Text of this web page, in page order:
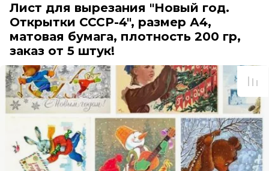
Лист для вырезания "Новый год.
Открытки СССР-4", размер А4,
матовая бумага, плотность 200 гр,
заказ от 5 штук!